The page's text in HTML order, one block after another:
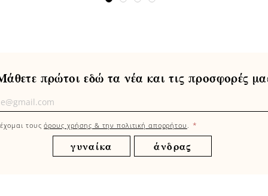
πρώτοι εδώ τα νέα και τις προσφορές
τουςόρους χρήσης & την πολιτική απορρήτου *
γυναίκα άνδρας